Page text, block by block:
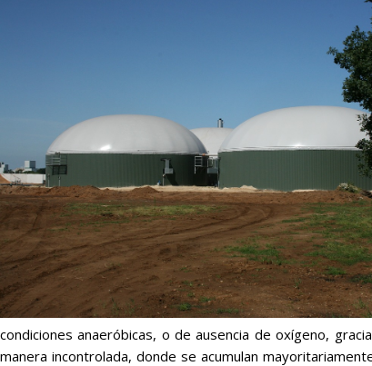
condiciones anaeróbicas, o de ausencia de oxígeno,
manera incontrolada, donde se acumulan